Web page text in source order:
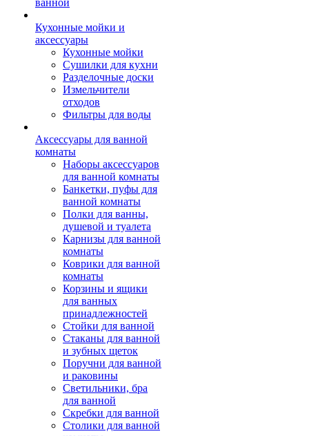
ванной
Кухонные мойки и
аксессуары
Кухонные мойки
Сушилки для кухни
Разделочные доски
Измельчители
отходов
Фильтры для воды
Аксессуары для ванной
комнаты
Наборы аксессуаров
для ванной комнаты
Банкетки, пуфы для
ванной комнаты
Полки для ванны,
душевой и туалета
Карнизы для ванной
комнаты
Коврики для ванной
комнаты
Корзины и ящики
для ванных
принадлежностей
Стойки для ванной
Стаканы для ванной
и зубных щеток
Поручни для ванной
и раковины
Светильники, бра
для ванной
Скребки для ванной
Столики для ванной